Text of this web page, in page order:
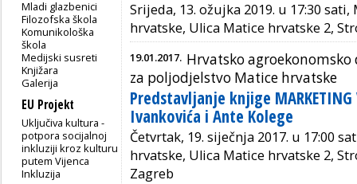
Mladi glazbenici
Filozofska škola
Komunikološka
škola
Medijski susreti
Knjižara
Galerija
EU Projekt
Uključiva kultura -
potpora socijalnoj
inkluziji kroz kulturu
putem Vijenca
Inkluzija
Srijeda, 13. ožujka 2019. u 17:30
hrvatske, Ulica Matice hrvatske 2,
19.01.2017. Hrvatsko agroekonomsko
za poljodjelstvo Matice hrvatske
Predstavljanje knjige
Ivankovića i Ante Kolege
Četvrtak, 19. siječnja 2017. u 17:00
hrvatske, Ulica Matice hrvatske 2,
Zagreb